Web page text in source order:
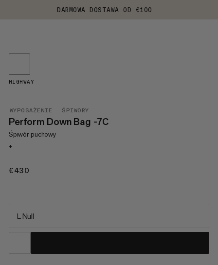
DARMOWA DOSTAWA OD €100
WYPOSAŻENIE ŚPIWORY
Perform Down Bag -7C
Śpiwór puchowy
+
€430
HIGHWAY
L Null